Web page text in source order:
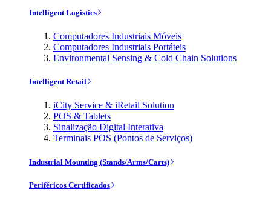
Intelligent Logistics
Computadores Industriais Móveis
Computadores Industriais Portáteis
Environmental Sensing & Cold Chain Solutions
Intelligent Retail
iCity Service & iRetail Solution
POS & Tablets
Sinalização Digital Interativa
Terminais POS (Pontos de Serviços)
Industrial Mounting (Stands/Arms/Carts)
Periféricos Certificados